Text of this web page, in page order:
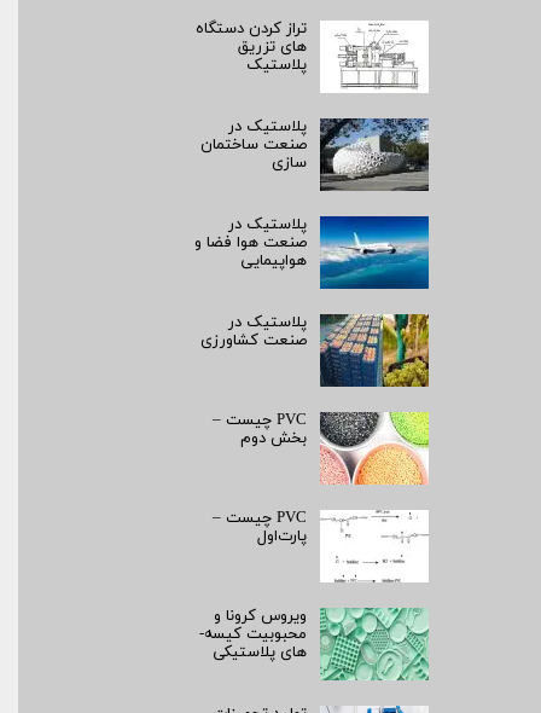
تراز کردن دستگاه
های تزریق
پلاستیک
پلاستیک در
صنعت ساختمان
سازی
پلاستیک در
صنعت هوا فضا و
هواپیمایی
پلاستیک در
صنعت کشاورزی
PVC چیست –
بخش دوم
PVC چیست –
پارت‌اول
ویروس کرونا و
محبوبیت کیسه­
های پلاستیکی